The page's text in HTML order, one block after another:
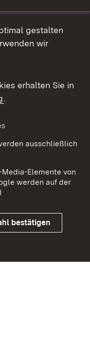
gestalten
wir
erhalten Sie in
.
ausschließlich
Elemente von
werden auf der
bestätigen